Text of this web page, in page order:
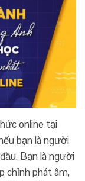
online tại
bạn là người
Bạn là người
chỉnh phát âm,